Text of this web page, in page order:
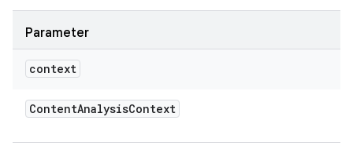
Parameter
context
ContentAnalysisContext